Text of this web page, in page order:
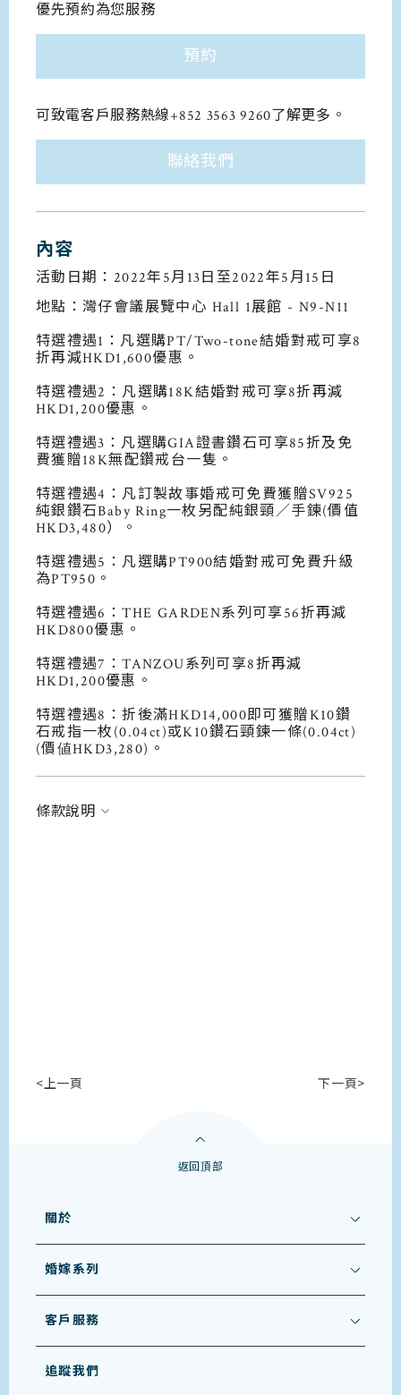
優先預約為您服務
預約
可致電客戶服務熱線+852 3563 9260了解更多。
聯絡我們
內容
活動日期：2022年5月13日至2022年5月15日
地點：灣仔會議展覽中心 Hall 1展館 - N9-N11
特選禮遇1：凡選購PT/Two-tone結婚對戒可享8
折再減HKD1,600優惠。
特選禮遇2：凡選購18K結婚對戒可享8折再減
HKD1,200優惠。
特選禮遇3：凡選購GIA證書鑽石可享85折及免
費獲贈18K無配鑽戒台一隻。
特選禮遇4：凡訂製故事婚戒可免費獲贈SV925
純銀鑽石Baby Ring一枚另配純銀頸／手鍊(價值
HKD3,480）。
特選禮遇5：凡選購PT900結婚對戒可免費升級
為PT950。
特選禮遇6：THE GARDEN系列可享56折再減
HKD800優惠。
特選禮遇7：TANZOU系列可享8折再減
HKD1,200優惠。
特選禮遇8：折後滿HKD14,000即可獲贈K10鑽
石戒指一枚(0.04ct)或K10鑽石頸鍊一條(0.04ct)
(價値HKD3,280)。
條款說明
<上一頁 下一頁>
返回頂部
關於
婚嫁系列
客戶服務
追蹤我們